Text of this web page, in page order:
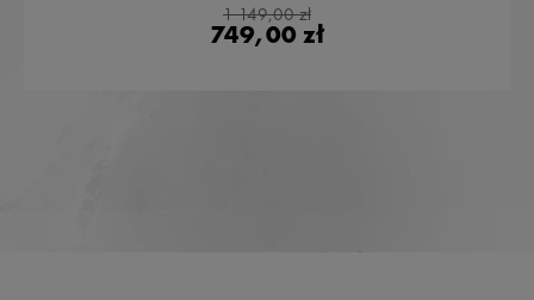
1 149,00 zł
749,00 zł